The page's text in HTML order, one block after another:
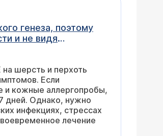
генеза, поэтому
и не видя
глаза, иногда
на свежий
у подруги
Реакции не
- все
в старый дом на
Прочитала,
шерсть и перхоть
Если
и кожные аллергопробы,
дней. Однако, нужно
инфекциях, стрессах
лечение